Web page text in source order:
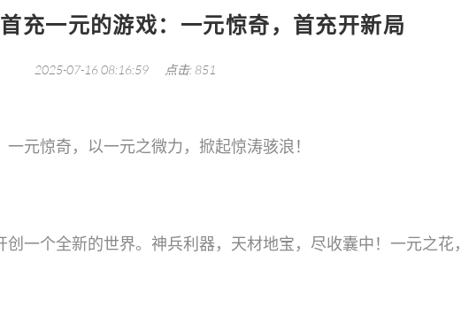
充一元的游戏：一元惊奇，首充开新局
2025-07-16 08:16:59 点击: 851
元惊奇，以一元之微力，掀起惊涛骇浪！
一个全新的世界。神兵利器，天材地宝，尽收囊中！一元之花，